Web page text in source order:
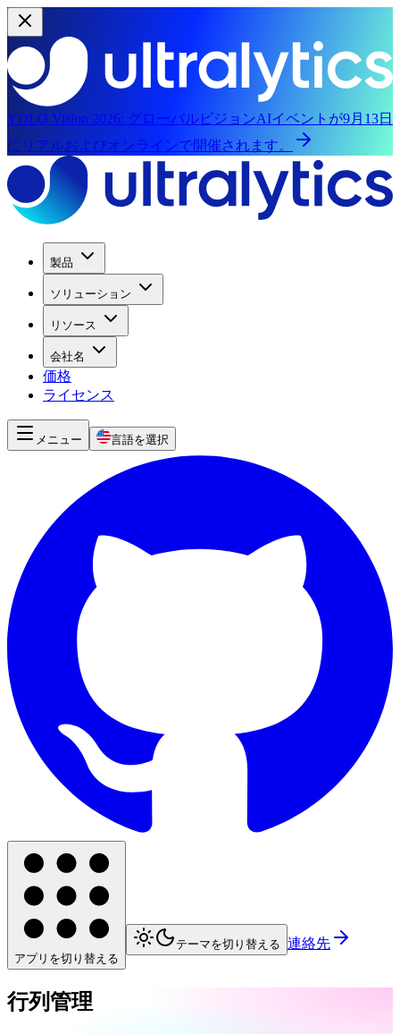
YOLO Vision 2026: グローバルビジョンAIイベントが9月13日
にリアルおよびオンラインで開催されます。
製品
ソリューション
リソース
会社名
価格
ライセンス
メニュー 言語を選択
アプリを切り替える
テーマを切り替える 連絡先
行列管理